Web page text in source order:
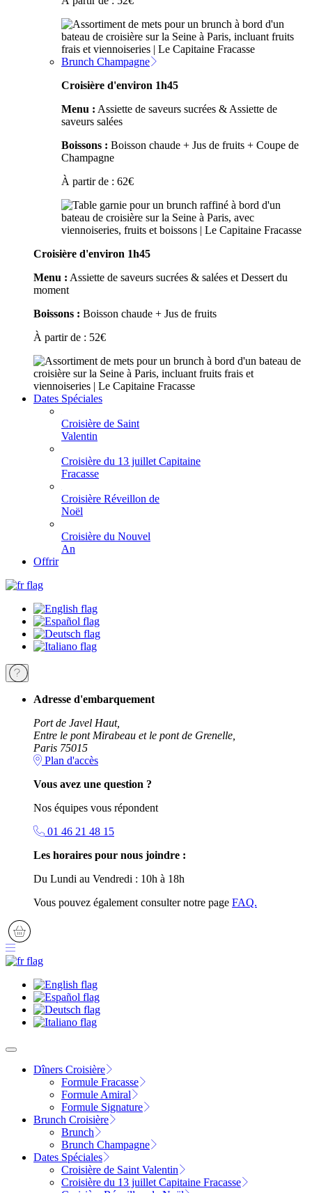
Brunch Champagne
Croisière d'environ 1h45
Menu : Assiette de saveurs sucrées & Assiette de
saveurs salées
Boissons : Boisson chaude + Jus de fruits + Coupe de
Champagne
À partir de : 62€
Croisière d'environ 1h45
Menu : Assiette de saveurs sucrées & salées et Dessert du
moment
Boissons : Boisson chaude + Jus de fruits
À partir de : 52€
Dates Spéciales
Croisière de Saint
Valentin
Croisière du 13 juillet Capitaine
Fracasse
Croisière Réveillon de
Noël
Croisière du Nouvel
An
Offrir
Adresse d'embarquement
Port de Javel Haut,
Entre le pont Mirabeau et le pont de Grenelle,
Paris 75015
Plan d'accès
Vous avez une question ?
Nos équipes vous répondent
01 46 21 48 15
Les horaires pour nous joindre :
Du Lundi au Vendredi : 10h à 18h
Vous pouvez également consulter notre page FAQ.
Dîners Croisière
Formule Fracasse
Formule Amiral
Formule Signature
Brunch Croisière
Brunch
Brunch Champagne
Dates Spéciales
Croisière de Saint Valentin
Croisière du 13 juillet Capitaine Fracasse